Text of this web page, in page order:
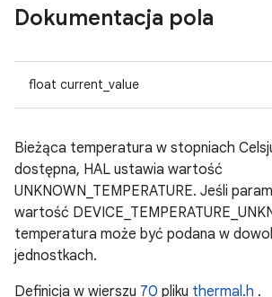
Dokumentacja pola
float current_value
Bieżąca temperatura w stopniach
dostępna, HAL ustawia wartość
UNKNOWN_TEMPERATURE. Jeśli
wartość
temperatura może być podana w
jednostkach.
Definicja w wierszu 70 pliku thermal.h .